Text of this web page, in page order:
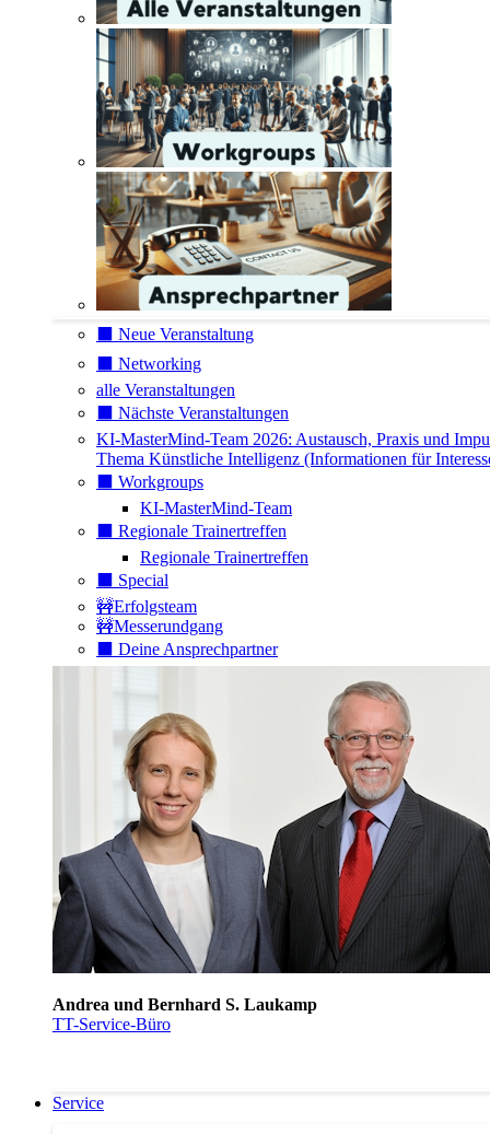
⬛️ Neue Veranstaltung
⬛️ Networking
alle Veranstaltungen
⬛️ Nächste Veranstaltungen
KI-MasterMind-Team 2026: Austausch, Praxis und
Thema Künstliche Intelligenz (Informationen für
⬛️ Workgroups
KI-MasterMind-Team
⬛️ Regionale Trainertreffen
Regionale Trainertreffen
⬛️ Special
🚧Erfolgsteam
🚧Messerundgang
⬛️ Deine Ansprechpartner
Andrea und Bernhard S. Laukamp
TT-Service-Büro
Service